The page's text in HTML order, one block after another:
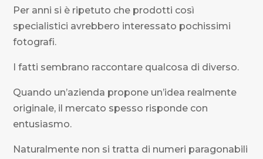
Per anni si è ripetuto che prodotti così
specialistici avrebbero interessato pochissimi
fotografi.
I fatti sembrano raccontare qualcosa di diverso.
Quando un’azienda propone un’idea realmente
originale, il mercato spesso risponde con
entusiasmo.
Naturalmente non si tratta di numeri paragonabili